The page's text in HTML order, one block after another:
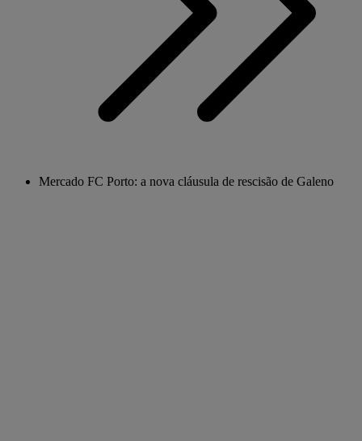
Mercado FC Porto: a nova cláusula de rescisão de Galeno